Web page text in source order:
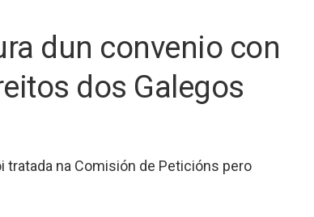
dun convenio con
dos Galegos
tratada na Comisión de Peticións pero